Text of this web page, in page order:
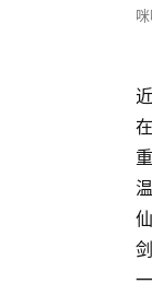
近
在
重
温
仙
剑
一